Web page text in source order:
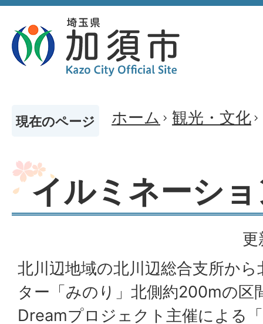
現在のページ ホーム 観光・文化
イルミネーシ
更
北川辺地域の北川辺総合支所か
ター「みのり」北側約200mの区
Dreamプロジェクト主催による